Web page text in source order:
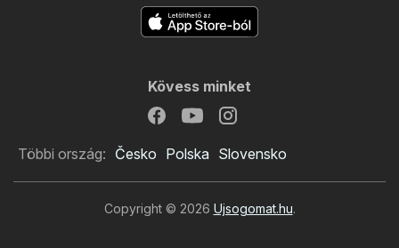
Kövess minket
Többi ország: Česko Polska Slovensko
Copyright © 2026 Ujsogomat.hu.